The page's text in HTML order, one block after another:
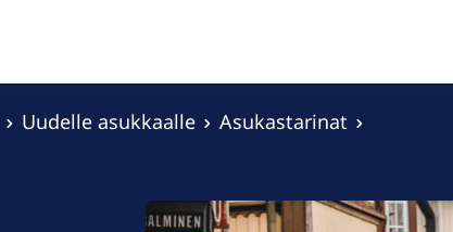
Uudelle asukkaalle Asukastarinat